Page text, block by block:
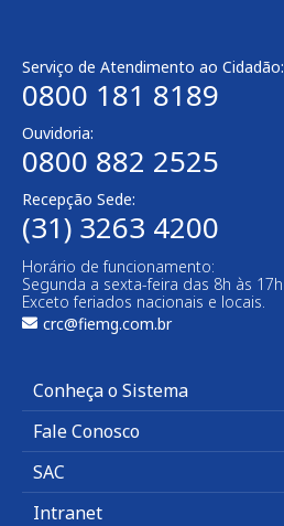
Serviço de Atendimento ao Cidadão:
0800 181 8189
Ouvidoria:
0800 882 2525
Recepção Sede:
(31) 3263 4200
Horário de funcionamento:
Segunda a sexta-feira das 8h às 17h
Exceto feriados nacionais e locais.
crc@fiemg.com.br
Conheça o Sistema
Fale Conosco
SAC
Intranet